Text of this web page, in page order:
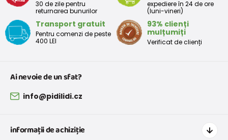
30 de zile pentru
returnarea bunurilor
expediere în 24 de ore
(luni-vineri)
Transport gratuit
Pentru comenzi de peste
400 LEI
93% clienți
mulțumiți
Verificat de clienți
Ai nevoie de un sfat?
info@pidilidi.cz
informații de achiziție